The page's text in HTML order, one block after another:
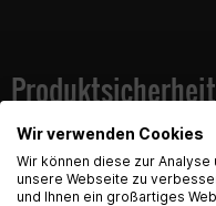
Lieferumfang
1 Spiegel
Befestigungsmaterial
Produktsicherheit
Kontaktinformationen des
English
Hey! Our Shop
Wir verwenden Cookies
Wir können diese zur
unsere Webseite zu
und Ihnen ein großartiges